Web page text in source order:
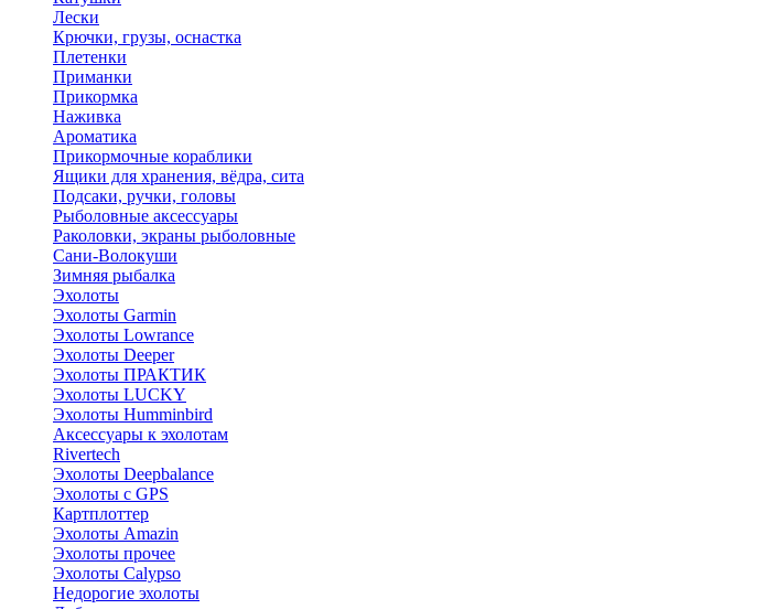
Лески
Крючки, грузы, оснастка
Плетенки
Приманки
Прикормка
Наживка
Ароматика
Прикормочные кораблики
Ящики для хранения, вёдра, сита
Подсаки, ручки, головы
Рыболовные аксессуары
Раколовки, экраны рыболовные
Сани-Волокуши
Зимняя рыбалка
Эхолоты
Эхолоты Garmin
Эхолоты Lowrance
Эхолоты Deeper
Эхолоты ПРАКТИК
Эхолоты LUCKY
Эхолоты Humminbird
Аксессуары к эхолотам
Rivertech
Эхолоты Deepbalance
Эхолоты с GPS
Картплоттер
Эхолоты Amazin
Эхолоты прочее
Эхолоты Calypso
Недорогие эхолоты